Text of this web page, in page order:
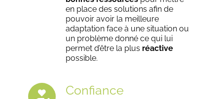
Nos réalisations
Nous contacter
Nous Rejoindre
en place des solutions afin de
pouvoir avoir la meilleure
adaptation face à une situation ou
un problème donné ce qui lui
permet d’être la plus réactive
possible.
Confiance